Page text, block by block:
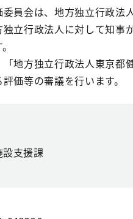
員会は、地方独立行政
立行政法人に対して知
地方独立行政法人東京
価等の審議を行います。
支援課